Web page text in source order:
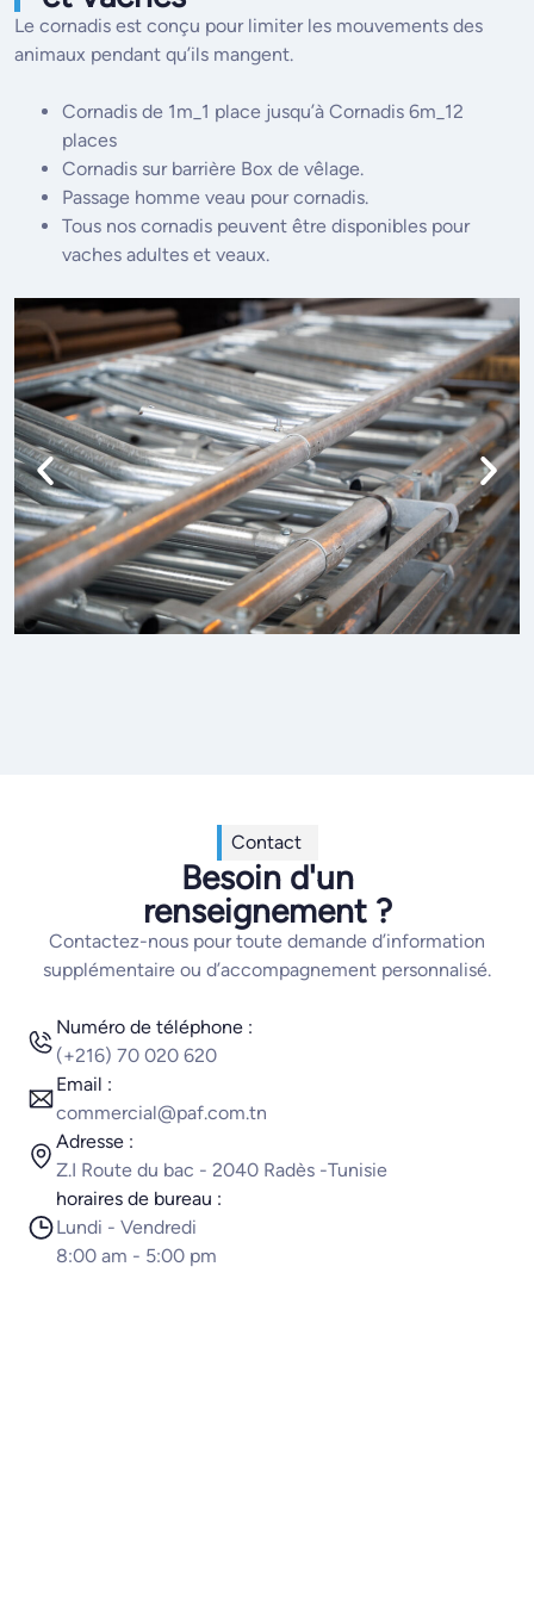
Le cornadis est conçu pour limiter les mouvements des
animaux pendant qu’ils mangent.
Cornadis de 1m_1 place jusqu’à Cornadis 6m_12
places
Cornadis sur barrière Box de vêlage.
Passage homme veau pour cornadis.
Tous nos cornadis peuvent être disponibles pour
vaches adultes et veaux.
Contact
Besoin d'un
renseignement ?
Contactez-nous pour toute demande d’information
supplémentaire ou d’accompagnement personnalisé.
Numéro de téléphone :
(+216) 70 020 620
Email :
commercial@paf.com.tn
Adresse :
Z.I Route du bac - 2040 Radès -Tunisie
horaires de bureau :
Lundi - Vendredi
8:00 am - 5:00 pm